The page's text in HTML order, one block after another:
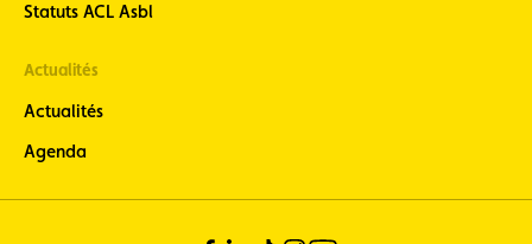
Statuts ACL Asbl
Actualités
Actualités
Agenda